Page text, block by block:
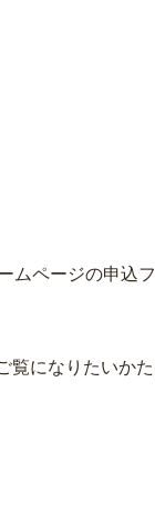
ムページの申込
覧になりたいか